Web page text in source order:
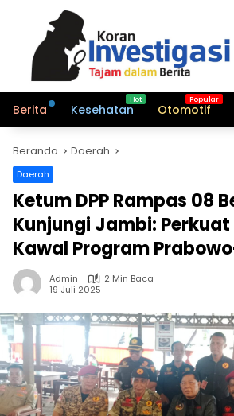
Berita Kesehatan Otomotif
Beranda Daerah
Daerah
Ketum DPP Rampas 08
Kunjungi Jambi:
Kawal Program
Admin
2 Min Baca
19 Juli 2025